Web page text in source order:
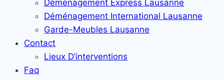
Déménagement Express Lausanne
Déménagement International Lausanne
Garde-Meubles Lausanne
Contact
Lieux D’interventions
Faq